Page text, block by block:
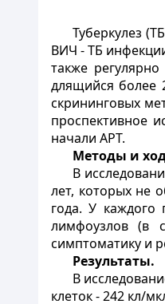
Туберкулез
ВИЧ - ТБ
также
длящийся более
скрининговых
проспективное
начали АРТ.
Методы и
В
лет, которых не
года. У
лимфоузлов (в
симптоматику и
Результаты.
В
клеток - 242 кл/